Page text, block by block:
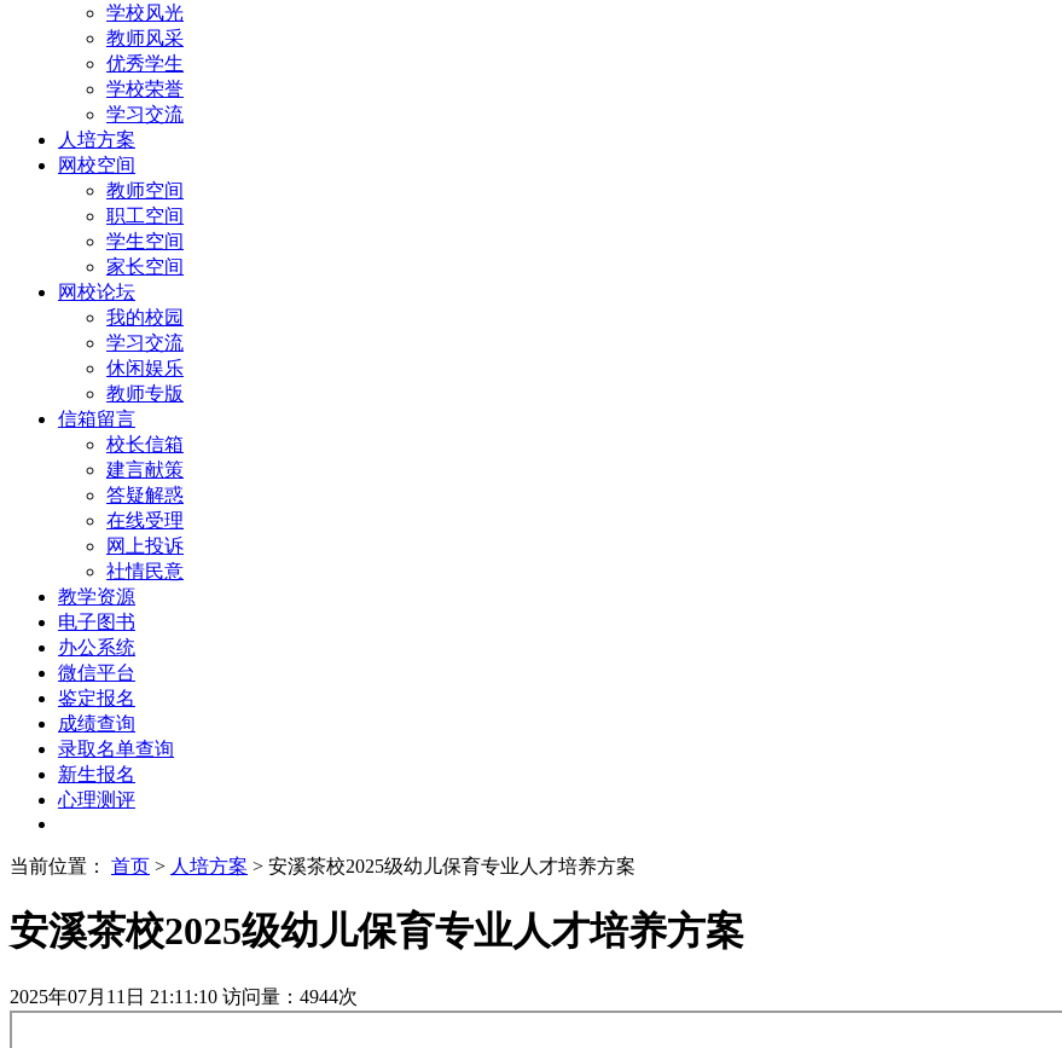
学校风光
教师风采
优秀学生
学校荣誉
学习交流
人培方案
网校空间
教师空间
职工空间
学生空间
家长空间
网校论坛
我的校园
学习交流
休闲娱乐
教师专版
信箱留言
校长信箱
建言献策
答疑解惑
在线受理
网上投诉
社情民意
教学资源
电子图书
办公系统
微信平台
鉴定报名
成绩查询
录取名单查询
新生报名
心理测评
当前位置： 首页 > 人培方案 > 安溪茶校2025级幼儿保育专业人才培养方案
安溪茶校2025级幼儿保育专业人才培养方案
2025年07月11日 21:11:10 访问量： 4944次